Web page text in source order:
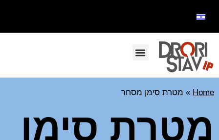
Home
» מטרת סימן מסחר
מטרת סימן